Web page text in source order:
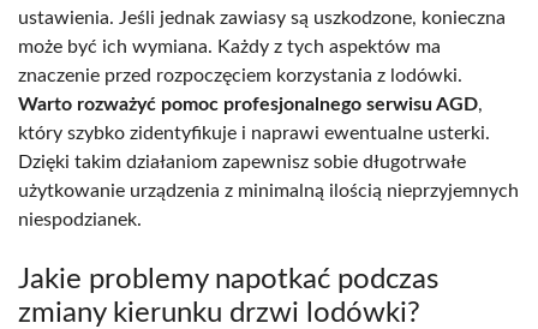
ustawienia. Jeśli jednak zawiasy są uszkodzone, konieczna
może być ich wymiana. Każdy z tych aspektów ma
znaczenie przed rozpoczęciem korzystania z lodówki.
Warto rozważyć pomoc profesjonalnego serwisu AGD,
który szybko zidentyfikuje i naprawi ewentualne usterki.
Dzięki takim działaniom zapewnisz sobie długotrwałe
użytkowanie urządzenia z minimalną ilością nieprzyjemnych
niespodzianek.
Jakie problemy napotkać podczas
zmiany kierunku drzwi lodówki?